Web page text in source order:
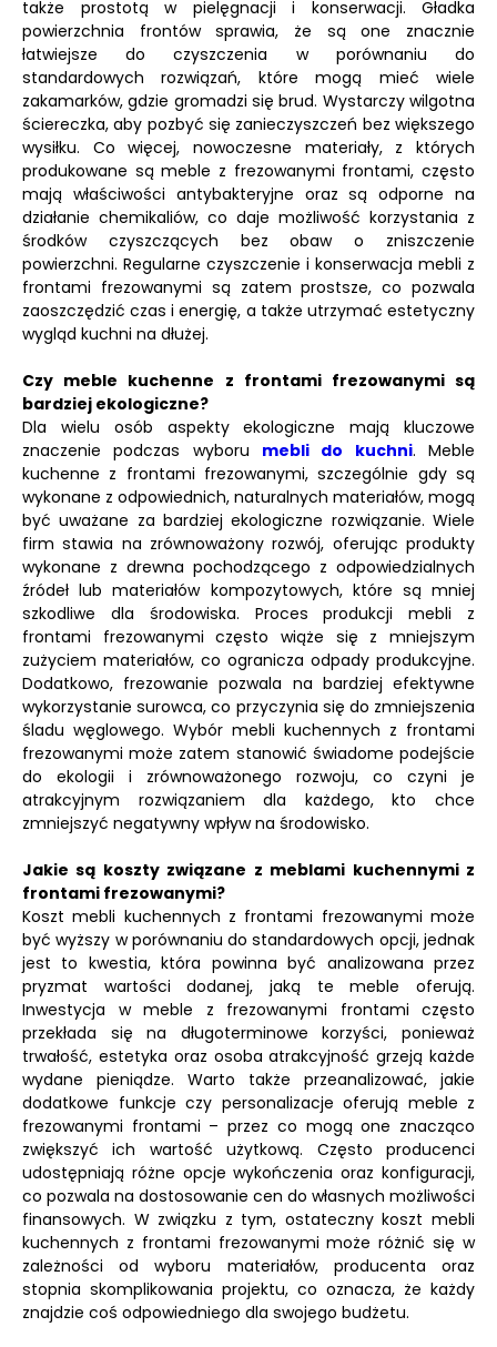
także prostotą w pielęgnacji i konserwacji. Gładka
powierzchnia frontów sprawia, że są one znacznie
łatwiejsze do czyszczenia w porównaniu do
standardowych rozwiązań, które mogą mieć wiele
zakamarków, gdzie gromadzi się brud. Wystarczy wilgotna
ściereczka, aby pozbyć się zanieczyszczeń bez większego
wysiłku. Co więcej, nowoczesne materiały, z których
produkowane są meble z frezowanymi frontami, często
mają właściwości antybakteryjne oraz są odporne na
działanie chemikaliów, co daje możliwość korzystania z
środków czyszczących bez obaw o zniszczenie
powierzchni. Regularne czyszczenie i konserwacja mebli z
frontami frezowanymi są zatem prostsze, co pozwala
zaoszczędzić czas i energię, a także utrzymać estetyczny
wygląd kuchni na dłużej.
Czy meble kuchenne z frontami frezowanymi są
bardziej ekologiczne?
Dla wielu osób aspekty ekologiczne mają kluczowe
znaczenie podczas wyboru mebli do kuchni. Meble
kuchenne z frontami frezowanymi, szczególnie gdy są
wykonane z odpowiednich, naturalnych materiałów, mogą
być uważane za bardziej ekologiczne rozwiązanie. Wiele
firm stawia na zrównoważony rozwój, oferując produkty
wykonane z drewna pochodzącego z odpowiedzialnych
źródeł lub materiałów kompozytowych, które są mniej
szkodliwe dla środowiska. Proces produkcji mebli z
frontami frezowanymi często wiąże się z mniejszym
zużyciem materiałów, co ogranicza odpady produkcyjne.
Dodatkowo, frezowanie pozwala na bardziej efektywne
wykorzystanie surowca, co przyczynia się do zmniejszenia
śladu węglowego. Wybór mebli kuchennych z frontami
frezowanymi może zatem stanowić świadome podejście
do ekologii i zrównoważonego rozwoju, co czyni je
atrakcyjnym rozwiązaniem dla każdego, kto chce
zmniejszyć negatywny wpływ na środowisko.
Jakie są koszty związane z meblami kuchennymi z
frontami frezowanymi?
Koszt mebli kuchennych z frontami frezowanymi może
być wyższy w porównaniu do standardowych opcji, jednak
jest to kwestia, która powinna być analizowana przez
pryzmat wartości dodanej, jaką te meble oferują.
Inwestycja w meble z frezowanymi frontami często
przekłada się na długoterminowe korzyści, ponieważ
trwałość, estetyka oraz osoba atrakcyjność grzeją każde
wydane pieniądze. Warto także przeanalizować, jakie
dodatkowe funkcje czy personalizacje oferują meble z
frezowanymi frontami – przez co mogą one znacząco
zwiększyć ich wartość użytkową. Często producenci
udostępniają różne opcje wykończenia oraz konfiguracji,
co pozwala na dostosowanie cen do własnych możliwości
finansowych. W związku z tym, ostateczny koszt mebli
kuchennych z frontami frezowanymi może różnić się w
zależności od wyboru materiałów, producenta oraz
stopnia skomplikowania projektu, co oznacza, że każdy
znajdzie coś odpowiedniego dla swojego budżetu.